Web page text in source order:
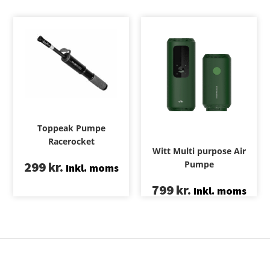
Toppeak Pumpe
Racerocket
299kr. Inkl. moms
Witt Multi purpose Air
Pumpe
799kr. Inkl. moms